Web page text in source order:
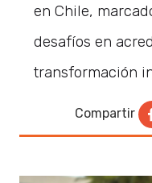
en Chile,
desafíos en
transformación
Compartir